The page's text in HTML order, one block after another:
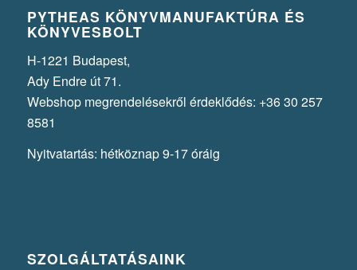
PYTHEAS KÖNYVMANUFAKTÚRA ÉS
KÖNYVESBOLT
H-1221 Budapest,
Ady Endre út 71.
Webshop megrendelésekről érdeklődés: +36 30 257
8581
Nyitvatartás: hétköznap 9-17 óráig
SZOLGÁLTATÁSAINK